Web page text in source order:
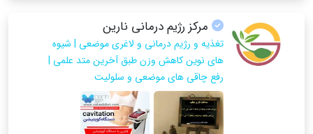
مرکز رژیم درمانی نارین
تغذیه و رژیم درمانی و لاغری موضعی | شیوه
های نوین کاهش وزن طبق آخرین متد علمی |
رفع چاقی های موضعی و سلولیت